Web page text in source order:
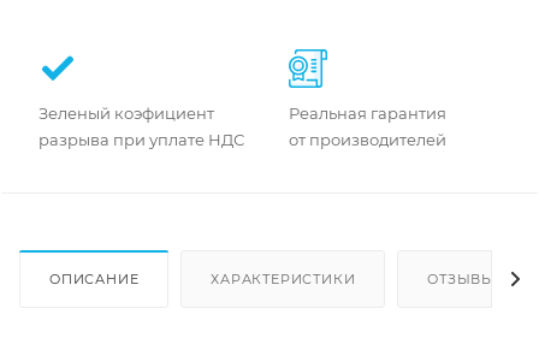
Зеленый коэфициент
разрыва при уплате НДС
Реальная гарантия
от производителей
ОПИСАНИЕ ХАРАКТЕРИСТИКИ ОТЗЫВЫ (1)